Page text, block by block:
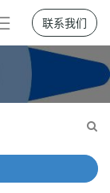
联系我们